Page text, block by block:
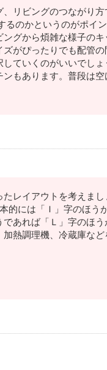
リビングのつながり
るのかというのがポイ
グから煩雑な様子のキ
がぴったりでも配管
ていくのがいいでしょ
もあります。普段は
レイアウトを考えまし
的には「Ｉ」字のほう
あれば「Ｌ」字のほ
熱調理機、冷蔵庫な